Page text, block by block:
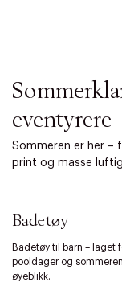
eventyrere
Sommeren er her –
print og masse
Badetøy
Badetøy til barn – laget
pooldager og
øyeblikk.